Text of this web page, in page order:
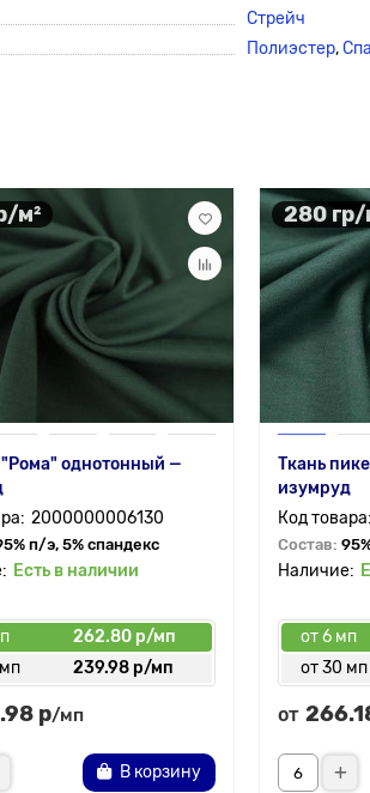
Стрейч
Полиэстер,
м²
однотонный —
2000000006130
п/э, 5% спандекс
Есть в наличии
262.80 р/мп
239.98 р/мп
р/мп
В корзину
280 гр/
Ткань
изумруд
Состав:
от 6 мп
от 30 мп
от